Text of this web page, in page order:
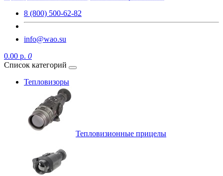
8 (800) 500-62-82
info@wao.su
0.00 р. 0
Список категорий
Тепловизоры
Тепловизионные прицелы